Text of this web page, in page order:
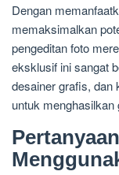
Dengan
memaksimalkan
pengeditan foto
eksklusif ini sangat
desainer grafis, dan
untuk